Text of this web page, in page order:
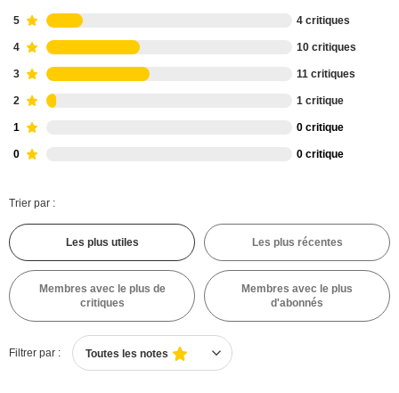
5 4 critiques
4 10 critiques
3 11 critiques
2 1 critique
1 0 critique
0 0 critique
Trier par :
Les plus utiles Les plus récentes
Membres avec le plus de
critiques
Membres avec le plus
d'abonnés
Filtrer par : Toutes les notes